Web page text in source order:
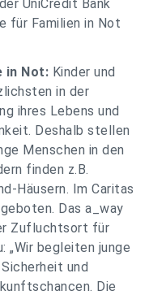
UniCredit Bank
für Familien in Not
in Not: Kinder und
in der
ihres Lebens und
Deshalb stellen
Menschen in den
finden z.B.
Häusern. Im Caritas
Das a_way
Zufluchtsort für
„Wir begleiten junge
und
Die